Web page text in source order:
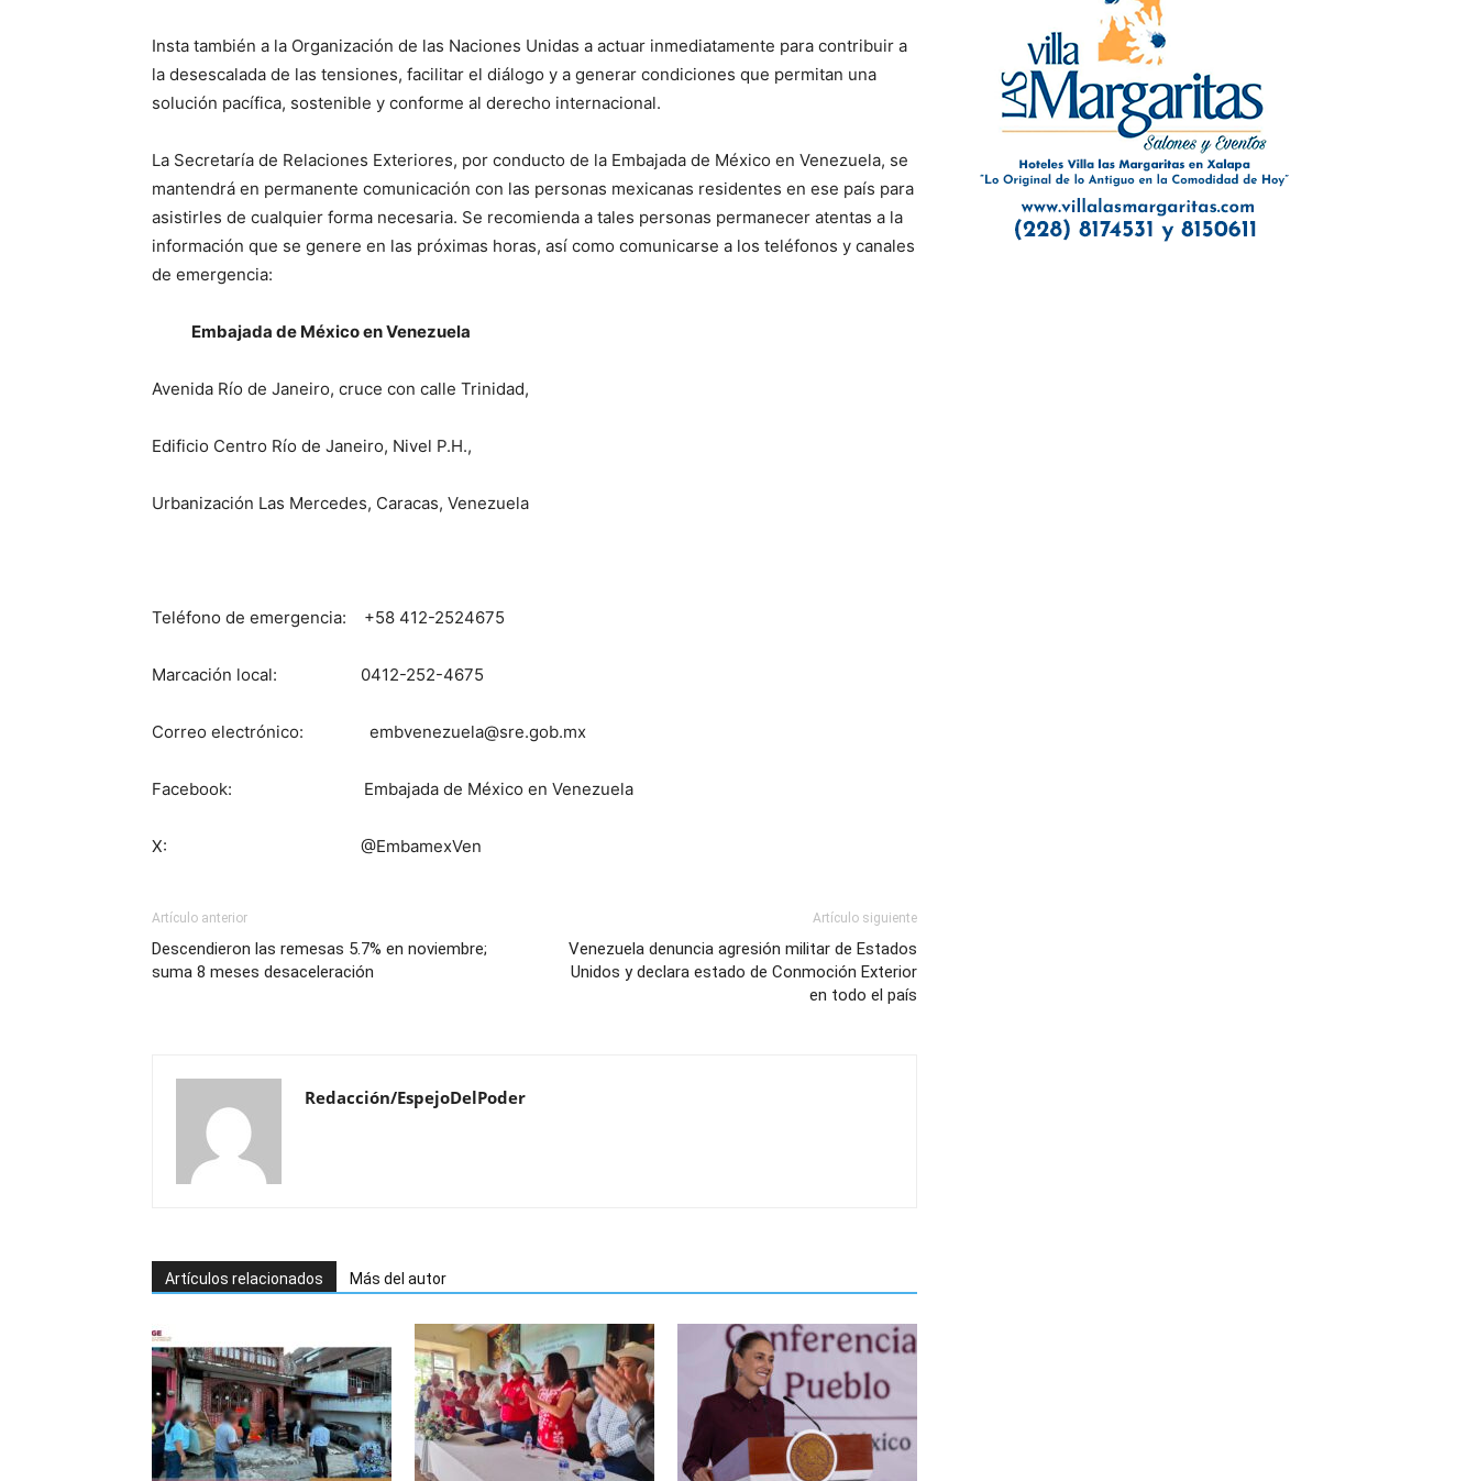
Insta también a la Organización de las Naciones Unidas a actuar inmediatamente para contribuir a
la desescalada de las tensiones, facilitar el diálogo y a generar condiciones que permitan una
solución pacífica, sostenible y conforme al derecho internacional.
La Secretaría de Relaciones Exteriores, por conducto de la Embajada de México en Venezuela, se
mantendrá en permanente comunicación con las personas mexicanas residentes en ese país para
asistirles de cualquier forma necesaria. Se recomienda a tales personas permanecer atentas a la
información que se genere en las próximas horas, así como comunicarse a los teléfonos y canales
de emergencia:
Embajada de México en Venezuela
Avenida Río de Janeiro, cruce con calle Trinidad,
Edificio Centro Río de Janeiro, Nivel P.H.,
Urbanización Las Mercedes, Caracas, Venezuela
Teléfono de emergencia: +58 412-2524675
Marcación local: 0412-252-4675
Correo electrónico: embvenezuela@sre.gob.mx
Facebook: Embajada de México en Venezuela
X: @EmbamexVen
Artículo anterior
Descendieron las remesas 5.7% en noviembre;
suma 8 meses desaceleración
Artículo siguiente
Venezuela denuncia agresión militar de Estados
Unidos y declara estado de Conmoción Exterior
en todo el país
Redacción/EspejoDelPoder
Artículos relacionados Más del autor